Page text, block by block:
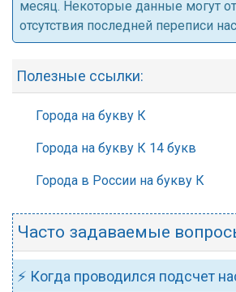
месяц. Некоторые данные могут
отсутствия последней переписи
Полезные ссылки:
Города на букву К
Города на букву К 14 букв
Города в России на букву К
Часто задаваемые
⚡ Когда проводился подсчет